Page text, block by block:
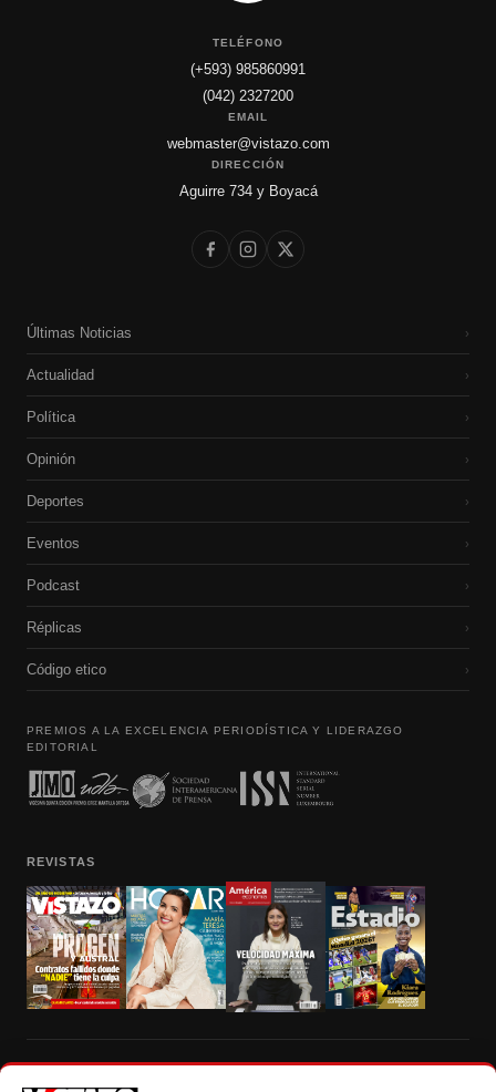
TELÉFONO
(+593) 985860991
(042) 2327200
EMAIL
webmaster@vistazo.com
DIRECCIÓN
Aguirre 734 y Boyacá
Últimas Noticias ›
Actualidad ›
Política ›
Opinión ›
Deportes ›
Eventos ›
Podcast ›
Réplicas ›
Código etico ›
PREMIOS A LA EXCELENCIA PERIODÍSTICA Y LIDERAZGO
EDITORIAL
REVISTAS